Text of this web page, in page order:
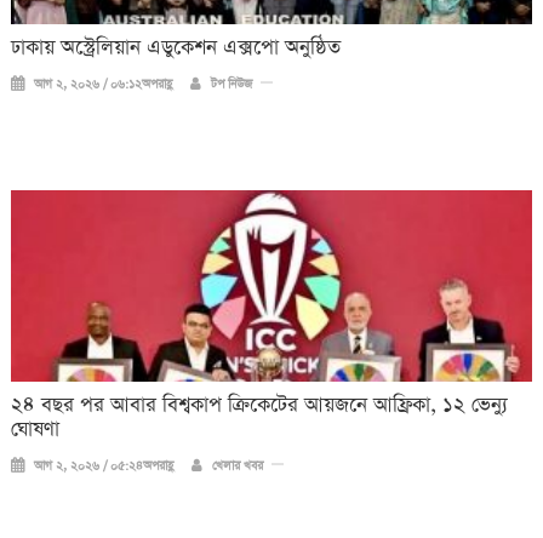
ঢাকায় অস্ট্রেলিয়ান এডুকেশন এক্সপো অনুষ্ঠিত
আগ ২, ২০২৬ / ০৬:১২অপরাহ্ণ টপ নিউজ
২৪ বছর পর আবার বিশ্বকাপ ক্রিকে‌টের আয়জনে আফ্রিকা, ১২ ভেন্যু
ঘোষণা
আগ ২, ২০২৬ / ০৫:২৪অপরাহ্ণ খেলার খবর